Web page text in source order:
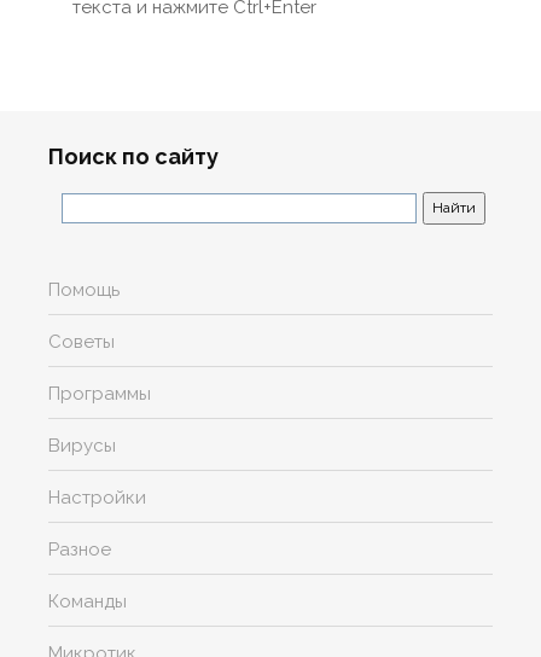
текста и нажмите Ctrl+Enter
Поиск по сайту
Помощь
Советы
Программы
Вирусы
Настройки
Разное
Команды